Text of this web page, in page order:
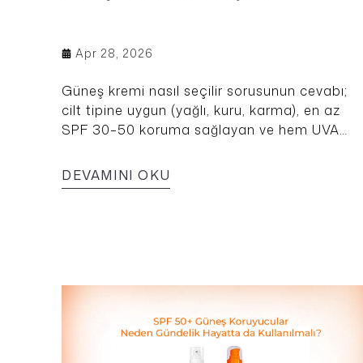
Apr 28, 2026
Güneş kremi nasıl seçilir sorusunun cevabı;
cilt tipine uygun (yağlı, kuru, karma), en az
SPF 30–50 koruma sağlayan ve hem UVA
koruma sunan bir ürün tercih etmektir. Yağlı
ciltler için su bazlı ve matlaştırıcı formüller,
DEVAMINI OKU